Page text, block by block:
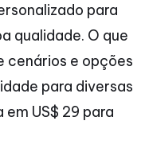
para
qualidade. O que
cenários e opções
para diversas
US$ 29 para